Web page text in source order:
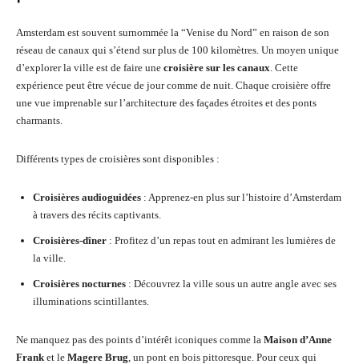
Amsterdam est souvent surnommée la “Venise du Nord” en raison de son
réseau de canaux qui s’étend sur plus de 100 kilomètres. Un moyen unique
d’explorer la ville est de faire une croisière sur les canaux. Cette
expérience peut être vécue de jour comme de nuit. Chaque croisière offre
une vue imprenable sur l’architecture des façades étroites et des ponts
charmants.
Différents types de croisières sont disponibles :
Croisières audioguidées : Apprenez-en plus sur l’histoire d’Amsterdam
à travers des récits captivants.
Croisières-dîner : Profitez d’un repas tout en admirant les lumières de
la ville.
Croisières nocturnes : Découvrez la ville sous un autre angle avec ses
illuminations scintillantes.
Ne manquez pas des points d’intérêt iconiques comme la Maison d’Anne
Frank et le Magere Brug, un pont en bois pittoresque. Pour ceux qui